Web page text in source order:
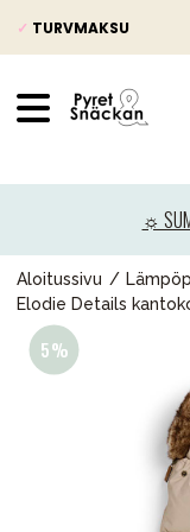
✓ TURVMAKSU
☼
Aloitussivu
Elodie Details